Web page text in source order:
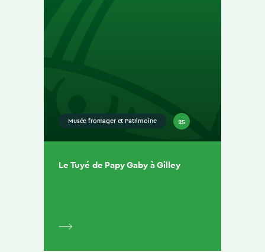
Musée fromager et Patrimoine 25
Le Tuyé de Papy Gaby à Gilley